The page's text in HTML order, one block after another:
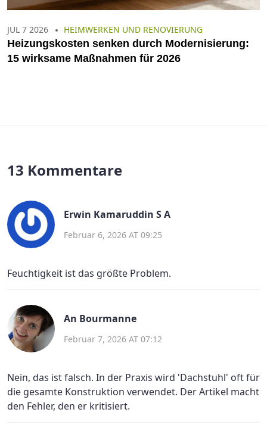
JUL 7 2026 HEIMWERKEN UND RENOVIERUNG
Heizungskosten senken durch Modernisierung:
15 wirksame Maßnahmen für 2026
13 Kommentare
Erwin Kamaruddin S A
Februar 6, 2026 AT 09:25
Feuchtigkeit ist das größte Problem.
An Bourmanne
Februar 7, 2026 AT 07:12
Nein, das ist falsch. In der Praxis wird 'Dachstuhl' oft für
die gesamte Konstruktion verwendet. Der Artikel macht
den Fehler, den er kritisiert.